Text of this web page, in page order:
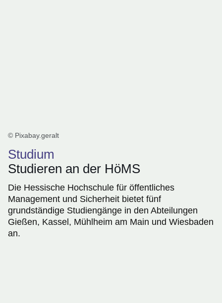
© Pixabay.geralt
Studium
Studieren an der HöMS
Die Hessische Hochschule für öffentliches
Management und Sicherheit bietet fünf
grundständige Studiengänge in den Abteilungen
Gießen, Kassel, Mühlheim am Main und Wiesbaden
an.